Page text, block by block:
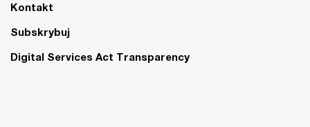
Kontakt
Subskrybuj
Digital Services Act Transparency